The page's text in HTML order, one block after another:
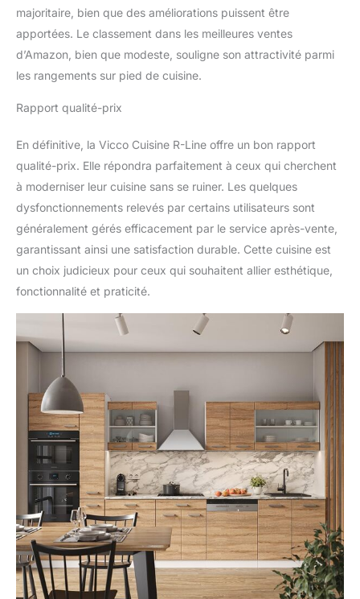
majoritaire, bien que des améliorations puissent être
apportées. Le classement dans les meilleures ventes
d’Amazon, bien que modeste, souligne son attractivité parmi
les rangements sur pied de cuisine.
Rapport qualité-prix
En définitive, la Vicco Cuisine R-Line offre un bon rapport
qualité-prix. Elle répondra parfaitement à ceux qui cherchent
à moderniser leur cuisine sans se ruiner. Les quelques
dysfonctionnements relevés par certains utilisateurs sont
généralement gérés efficacement par le service après-vente,
garantissant ainsi une satisfaction durable. Cette cuisine est
un choix judicieux pour ceux qui souhaitent allier esthétique,
fonctionnalité et praticité.